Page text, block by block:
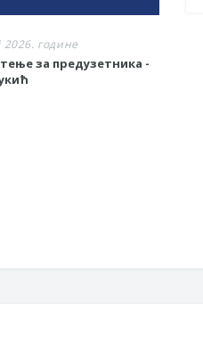
2026. године
за предузетника -